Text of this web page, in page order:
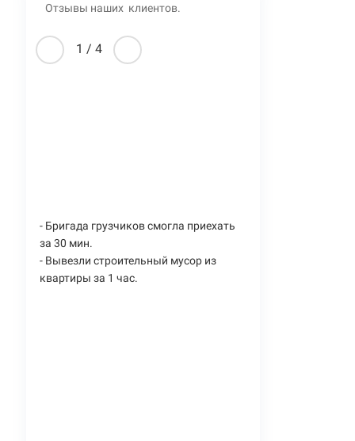
Отзывы наших клиентов.
1 / 4
- Бригада грузчиков смогла приехать
за 30 мин.
- Вывезли строительный мусор из
квартиры за 1 час.